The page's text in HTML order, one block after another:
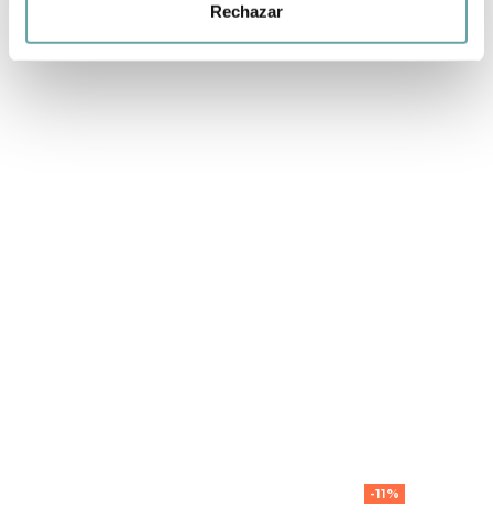
Rechazar
ALTRES CLIENTS TAMBÉ VAN VEURE
-11%